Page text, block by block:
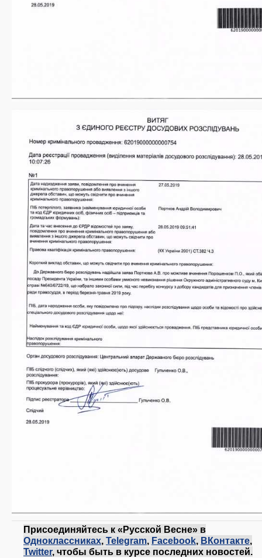
Присоединяйтесь к «Русской Весне» в
Одноклассниках, Telegram, Facebook, ВКонтакте,
Twitter, чтобы быть в курсе последних новостей.